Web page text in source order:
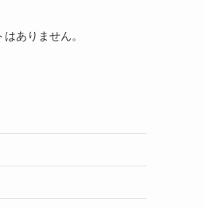
ありません。